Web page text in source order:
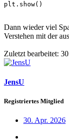
plt.show()
Dann wieder viel
Verstehen mit der
Zuletzt bearbeitet:
JensU
Registriertes Mitglied
30. Apr. 2026